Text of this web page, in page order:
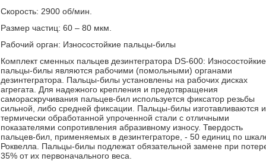
Скорость: 2900 об/мин.
Размер частиц: 60 – 80 мкм.
Рабочий орган: Износостойкие пальцы-билы
Комплект сменных пальцев дезинтегратора DS-600: Износостойкие
пальцы-билы являются рабочими (помольными) органами
дезинтегратора. Пальцы-билы установлены на рабочих дисках
агрегата. Для надежного крепления и предотвращения
самораскручивания пальцев-бил используется фиксатор резьбы
сильной, либо средней фиксации. Пальцы-билы изготавливаются
термически обработанной упроченной стали с отличными
показателями сопротивления абразивному износу. Твердость
пальцев-бил, применяемых в дезинтеграторе, - 50 единиц по
Роквелла. Пальцы-билы подлежат обязательной замене при
35% от их первоначального веса.